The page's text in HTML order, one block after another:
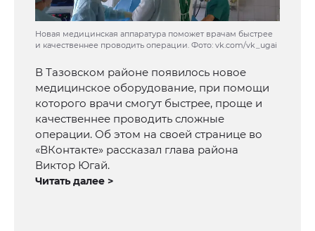
Новая медицинская аппаратура поможет врачам быстрее
и качественнее проводить операции. Фото: vk.com/vk_ugai
В Тазовском районе появилось новое
медицинское оборудование, при помощи
которого врачи смогут быстрее, проще и
качественнее проводить сложные
операции. Об этом на своей странице во
«ВКонтакте» рассказал глава района
Виктор Югай.
Читать далее >